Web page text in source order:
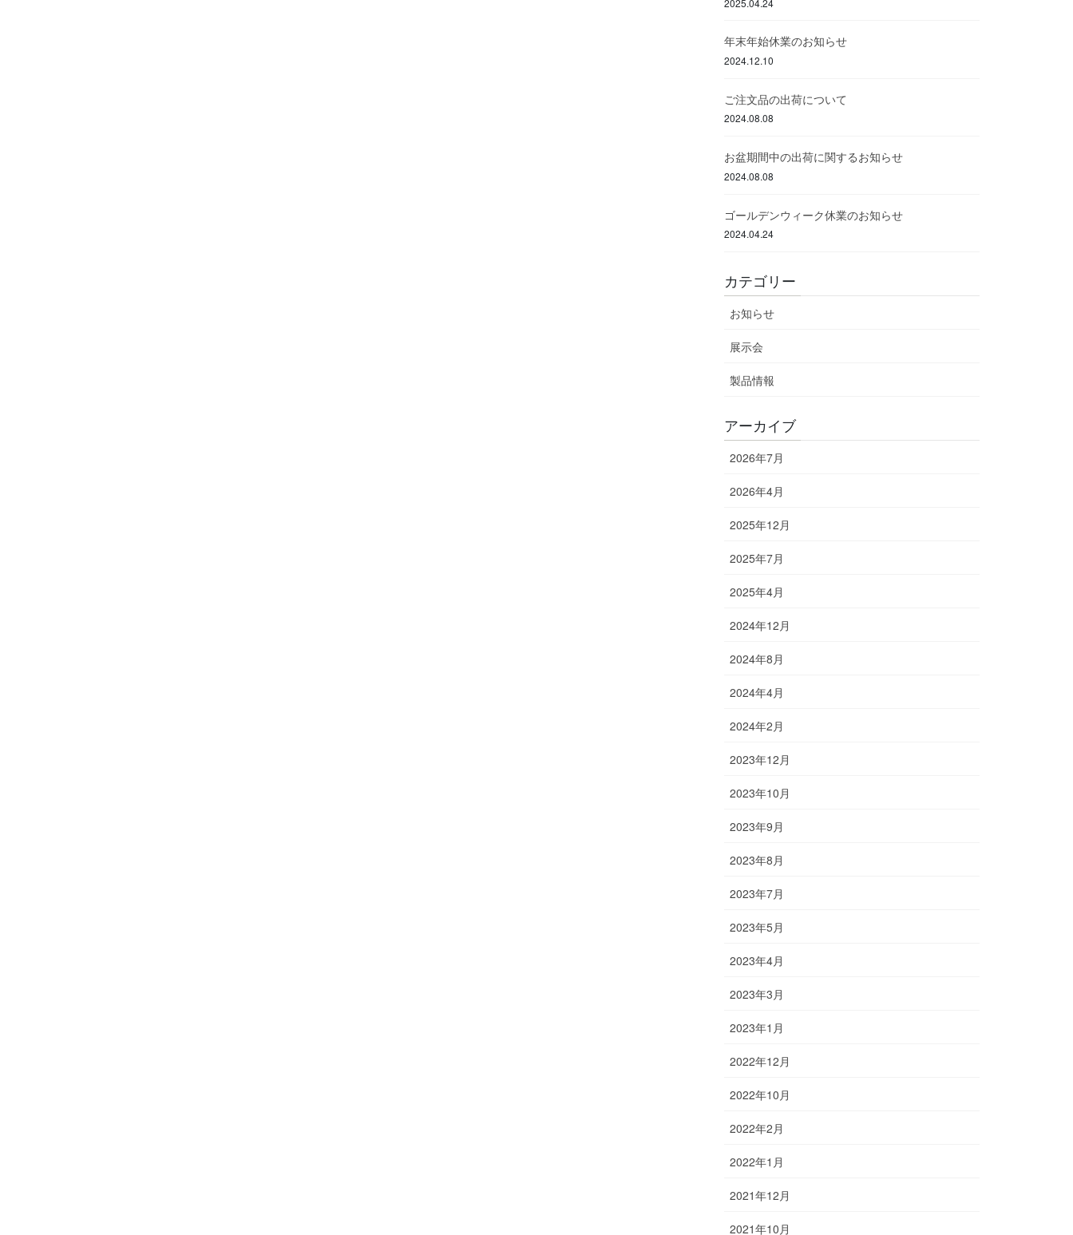
年末年始休業のお知らせ
2024.12.10
ご注文品の出荷について
2024.08.08
お盆期間中の出荷に関するお知らせ
2024.08.08
ゴールデンウィーク休業のお知らせ
2024.04.24
カテゴリー
お知らせ
展示会
製品情報
アーカイブ
2026年7月
2026年4月
2025年12月
2025年7月
2025年4月
2024年12月
2024年8月
2024年4月
2024年2月
2023年12月
2023年10月
2023年9月
2023年8月
2023年7月
2023年5月
2023年4月
2023年3月
2023年1月
2022年12月
2022年10月
2022年2月
2022年1月
2021年12月
2021年10月